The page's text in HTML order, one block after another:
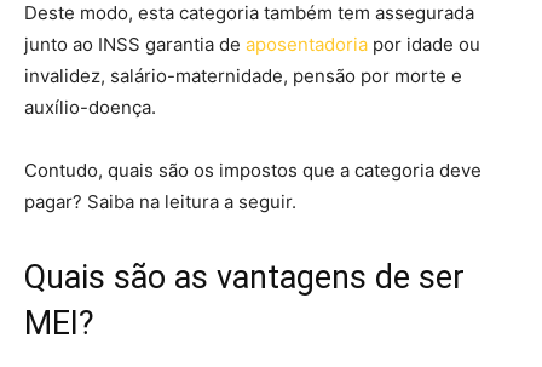
Deste modo, esta categoria também tem assegurada
junto ao INSS garantia de aposentadoria por idade ou
invalidez, salário-maternidade, pensão por morte e
auxílio-doença.
Contudo, quais são os impostos que a categoria deve
pagar? Saiba na leitura a seguir.
Quais são as vantagens de ser
MEI?